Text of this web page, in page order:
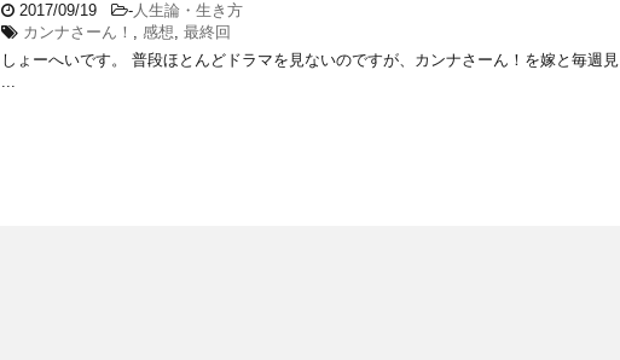
2017/09/19 -人生論・生き方
カンナさーん！ , 感想, 最終回
しょーへいです。 普段ほとんどドラマを見ないのですが、カンナさーん！を嫁と毎週見
...